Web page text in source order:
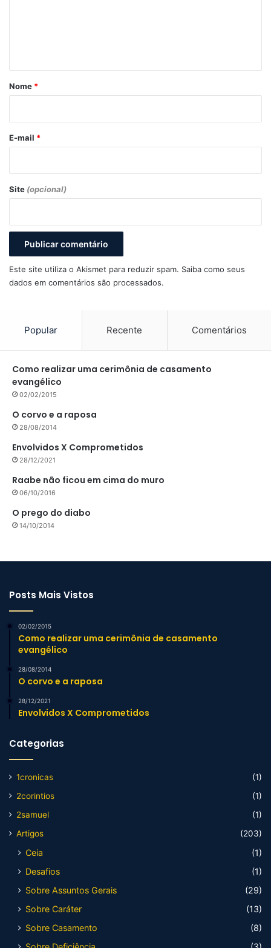
r
*
Nome *
E-mail *
Site (opcional)
Este site utiliza o Akismet para reduzir spam. Saiba como seus
dados em comentários são processados.
Popular Recente Comentários
Como realizar uma cerimônia de casamento
evangélico
02/02/2015
O corvo e a raposa
28/08/2014
Envolvidos X Comprometidos
28/12/2021
Raabe não ficou em cima do muro
06/10/2016
O prego do diabo
14/10/2014
Posts Mais Vistos
02/02/2015
Como realizar uma cerimônia de casamento
evangélico
28/08/2014
O corvo e a raposa
28/12/2021
Envolvidos X Comprometidos
Categorias
1cronicas
(1)
2corintios
(1)
2samuel
(1)
Artigos
(203)
Ceia
(1)
Desafios
(1)
Sobre Assuntos Gerais
(29)
Sobre Caráter
(13)
Sobre Casamento
(8)